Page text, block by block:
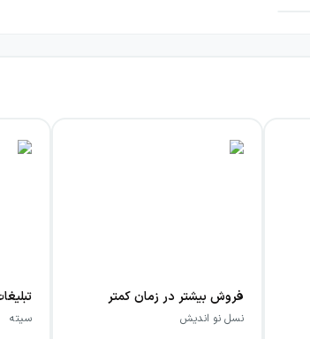
فروش بیشتر در زمان کمتر
نسل نو اندیش سیته